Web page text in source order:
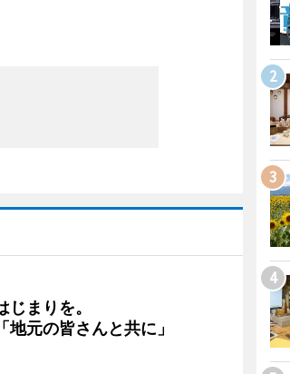
まりを。
元の皆さんと共に」